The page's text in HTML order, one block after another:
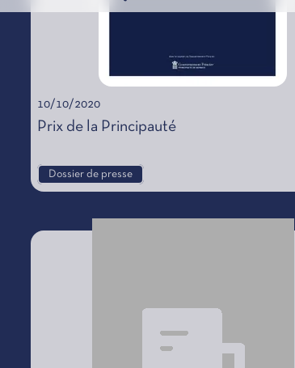
10/10/2020
Prix de la Principauté
Dossier de presse